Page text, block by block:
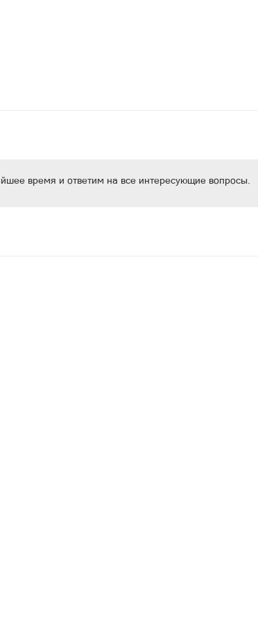
время и ответим на все интересующие вопросы.